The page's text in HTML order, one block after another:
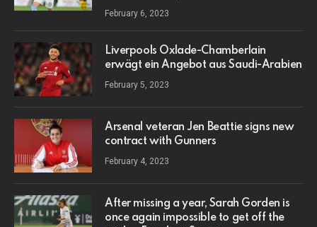
February 6, 2023
Liverpools Oxlade-Chamberlain
erwägt ein Angebot aus Saudi-Arabien
February 5, 2023
Arsenal veteran Jen Beattie signs new
contract with Gunners
February 4, 2023
After missing a year, Sarah Gorden is
once again impossible to get off the